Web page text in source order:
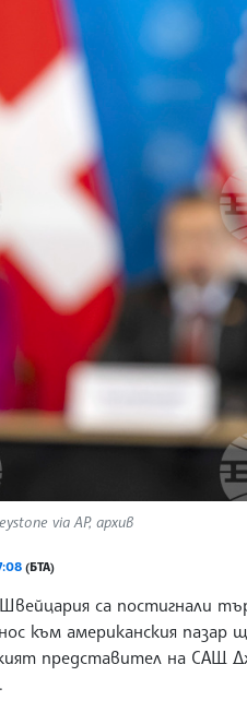
via AP, архив
(БТА)
са постигнали
към американския пазар
представител на САЩ